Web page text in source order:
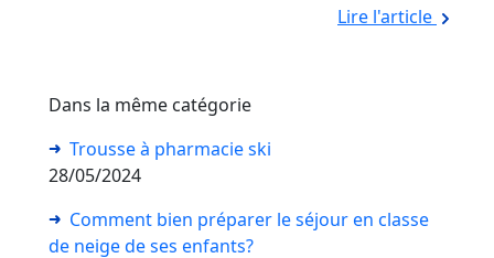
Lire l'article
Dans la même catégorie
Trousse à pharmacie ski
28/05/2024
Comment bien préparer le séjour en classe
de neige de ses enfants?